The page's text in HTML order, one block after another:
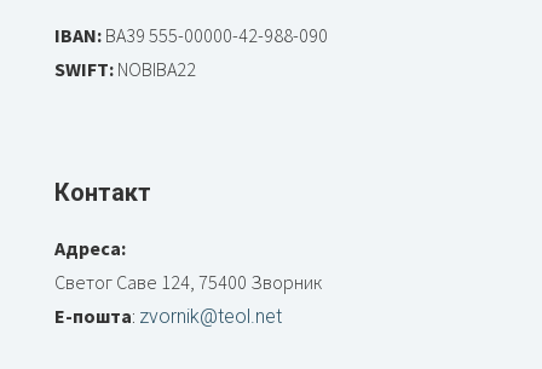
IBAN:BA39 555-00000-42-988-090
SWIFT:NOBIBA22
Контакт
Адреса:
Светог Саве 124, 75400 Зворник
Е-пошта: zvornik@teol.net